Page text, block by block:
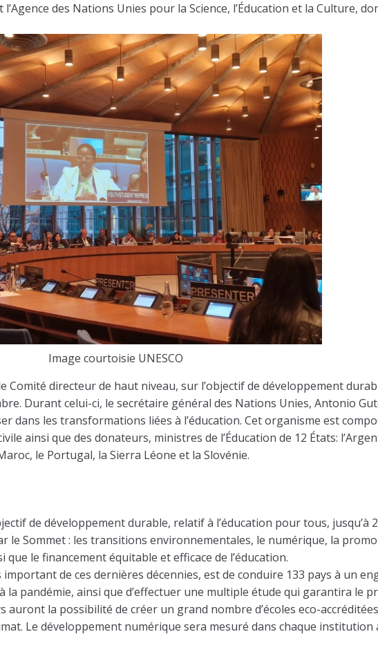
des Nations Unies pour la Science, l’Éducation et la Culture,
Image courtoisie UNESCO
Comité directeur de haut niveau, sur l’objectif de développement
Durant celui-ci, le secrétaire général des Nations Unies, Antonio
dans les transformations liées à l’éducation. Cet organisme est
ainsi que des donateurs, ministres de l’Éducation de 12 États:
le Portugal, la Sierra Léone et la Slovénie.
de développement durable, relatif à l’éducation pour tous, jusqu’à
le Sommet : les transitions environnementales, le numérique, la
le financement équitable et efficace de l’éducation.
de ces dernières décennies, est de conduire 133 pays à un
pandémie, ainsi que d’effectuer une multiple étude qui garantira le
la possibilité de créer un grand nombre d’écoles eco-
Le développement numérique sera mesuré dans chaque institution